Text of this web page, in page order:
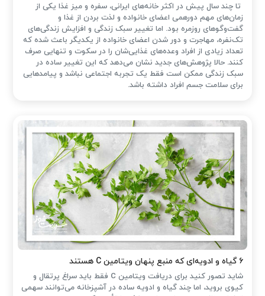
تا چند سال پیش در اکثر خانه‌های ایرانی، سفره و میز غذا یکی از
زمان‌های مهم دورهمی اعضای خانواده و لذت بردن از غذا و
گفت‌وگوهای روزمره بود. اما تغییر سبک زندگی و افزایش زندگی‌های
تک‌نفره، مهاجرت و دور شدن اعضای خانواده از یکدیگر باعث شده که
تعداد زیادی از افراد وعده‌های غذایی‌شان را در سکوت و تنهایی صرف
کنند. حالا پژوهش‌های جدید نشان می‌دهد که این تغییر ساده در
سبک زندگی ممکن است فقط یک تجربه اجتماعی نباشد و پیامدهایی
برای سلامت جسم افراد داشته باشد.
۶ گیاه و ادویه‌ای که منبع پنهان ویتامین C هستند
شاید تصور کنید برای دریافت ویتامین C فقط باید سراغ پرتقال و
کیوی بروید، اما چند گیاه و ادویه ساده در آشپزخانه می‌توانند سهمی